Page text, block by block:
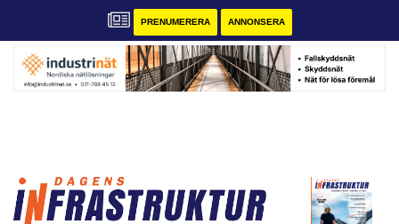
PRENUMERERA ANNONSERA